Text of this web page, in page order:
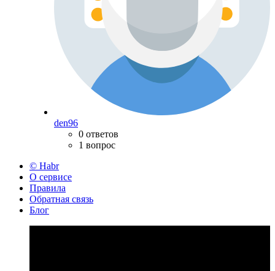
den96
0 ответов
1 вопрос
© Habr
О сервисе
Правила
Обратная связь
Блог